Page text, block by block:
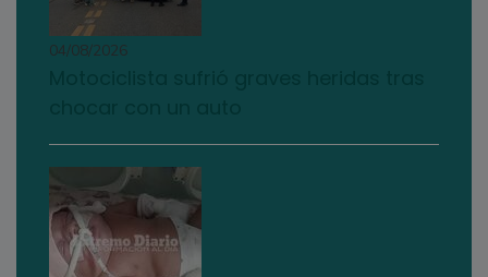
04/08/2026